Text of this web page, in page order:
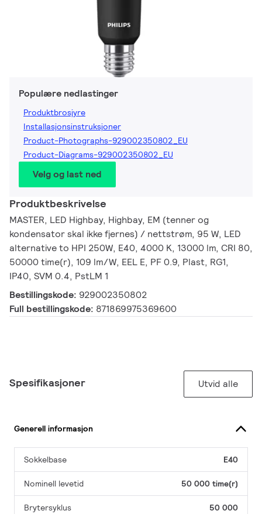
Populære nedlastinger
Produktbrosjyre
Installasjonsinstruksjoner
Product-Photographs-929002350802_EU
Product-Diagrams-929002350802_EU
Velg og last ned
Produktbeskrivelse
MASTER, LED Highbay, Highbay, EM (tenner og
kondensator skal ikke fjernes) / nettstrøm, 95 W, LED
alternative to HPI 250W, E40, 4000 K, 13000 lm, CRI 80,
50000 time(r), 109 lm/W, EEL E, PF 0.9, Plast, RG1,
IP40, SVM 0.4, PstLM 1
Bestillingskode: 929002350802
Full bestillingskode: 871869975369600
Spesifikasjoner Utvid alle
Generell informasjon
Sokkelbase E40
Nominell levetid 50 000 time(r)
Brytersyklus 50 000